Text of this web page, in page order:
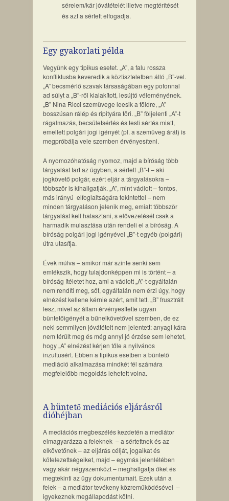
sérelem/kár jóvátételét illetve megtérítését
és azt a sértett elfogadja.
Egy gyakorlati példa
Vegyünk egy tipikus esetet. „A”, a falu rossza
konfliktusba keveredik a köztiszteletben álló „B”-vel.
„A” becsmérlő szavak társaságában egy pofonnal
ad súlyt a „B”-ről kialakított, lesújtó véleményének.
„B” Nina Ricci szemüvege leesik a földre, „A”
bosszúsan rálép és ripityára töri. „B” följelenti „A”-t
rágalmazás, becsületsértés és testi sértés miatt,
emellett polgári jogi igényét (pl. a szemüveg árát) is
megpróbálja vele szemben érvényesíteni.
A nyomozóhatóság nyomoz, majd a bíróság több
tárgyalást tart az ügyben, a sértett „B”-t – aki
jogkövető polgár, ezért eljár a tárgyalásokra –
többször is kihallgatják. „A”, mint vádlott – fontos,
más irányú elfoglaltságára tekintettel – nem
minden tárgyaláson jelenik meg, emiatt többször
tárgyalást kell halasztani, s elővezetését csak a
harmadik mulasztása után rendeli el a bíróság. A
bíróság polgári jogi igényével „B”-t egyéb (polgári)
útra utasítja.
Évek múlva – amikor már szinte senki sem
emlékszik, hogy tulajdonképpen mi is történt – a
bíróság ítéletet hoz, ami a vádlott „A”-t egyáltalán
nem rendíti meg, sőt, egyáltalán nem érzi úgy, hogy
elnézést kellene kérnie azért, amit tett. „B” frusztrált
lesz, mivel az állam érvényesítette ugyan
büntetőigényét a bűnelkövetővel szemben, de ez
neki semmilyen jóvátételt nem jelentett: anyagi kára
nem térült meg és még annyi jó érzése sem lehetet,
hogy „A” elnézést kérjen tőle a nyilvános
inzultusért. Ebben a tipikus esetben a büntető
mediáció alkalmazása mindkét fél számára
megfelelőbb megoldás lehetett volna.
A büntető mediációs eljárásról
dióhéjban
A mediációs megbeszélés kezdetén a mediátor
elmagyarázza a feleknek – a sértettnek és az
elkövetőnek – az eljárás célját, jogaikat és
kötelezettségeiket, majd – egymás jelenlétében
vagy akár négyszemközt – meghallgatja őket és
megtekinti az ügy dokumentumait. Ezek után a
felek – a mediátor tevékeny közreműködésével –
igyekeznek megállapodást kötni.